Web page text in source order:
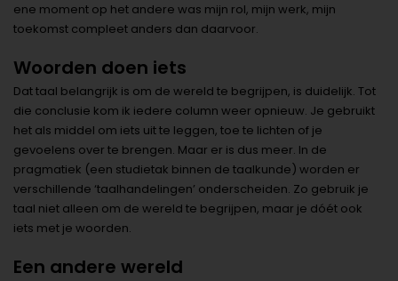
ene moment op het andere was mijn rol, mijn werk, mijn
toekomst compleet anders dan daarvoor.
Woorden doen iets
Dat taal belangrijk is om de wereld te begrijpen, is duidelijk. Tot
die conclusie kom ik iedere column weer opnieuw. Je gebruikt
het als middel om iets uit te leggen, toe te lichten of je
gevoelens over te brengen. Maar er is dus meer. In de
pragmatiek (een studietak binnen de taalkunde) worden er
verschillende ‘taalhandelingen’ onderscheiden. Zo gebruik je
taal niet alleen om de wereld te begrijpen, maar je dóét ook
iets met je woorden.
Een andere wereld